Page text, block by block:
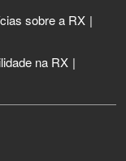
sobre a RX
na RX